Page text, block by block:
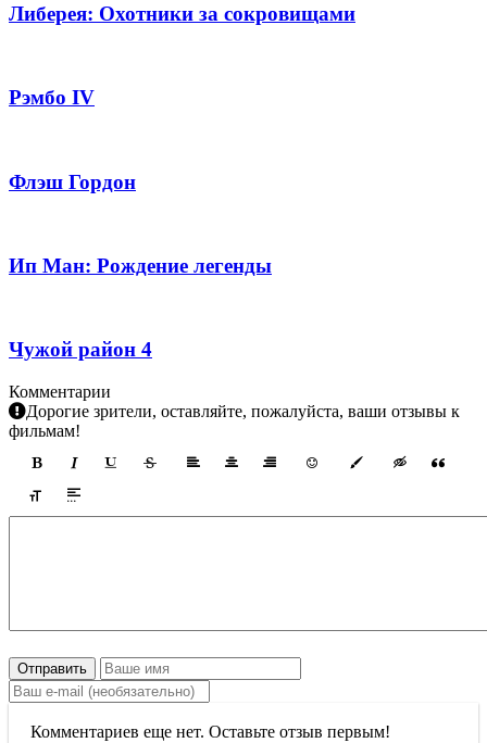
Либерея: Охотники за сокровищами
Рэмбо IV
Флэш Гордон
Ип Ман: Рождение легенды
Чужой район 4
Комментарии
Дорогие зрители, оставляйте, пожалуйста, ваши отзывы к
фильмам!
Отправить
Комментариев еще нет. Оставьте отзыв первым!